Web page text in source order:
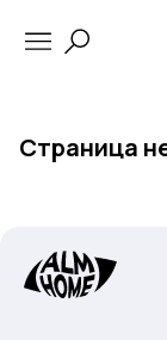
Страница